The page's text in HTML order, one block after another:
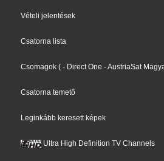
Vételi jelentések
Csatorna lista
Csomagok (- Direct One - AustriaSat
Csatorna temető
Leginkább keresett képek
Ultra High Definition TV Channels